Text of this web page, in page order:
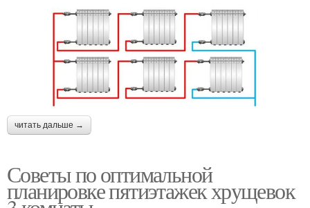
читать дальше →
Советы по оптимальной
планировке пятиэтажек хрущевок